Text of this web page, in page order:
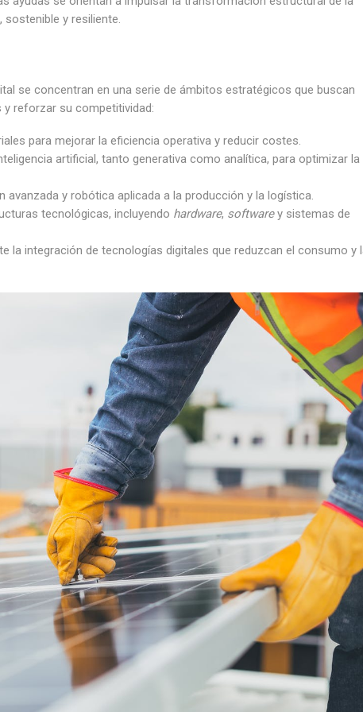
y resiliente.
se concentran en una serie de ámbitos estratégicos que buscan
reforzar su competitividad:
para mejorar la eficiencia operativa y reducir costes.
artificial, tanto generativa como analítica, para optimizar la
y robótica aplicada a la producción y la logística.
tecnológicas, incluyendo hardware, softwarey sistemas de
la integración de tecnologías digitales que reduzcan el consumo y